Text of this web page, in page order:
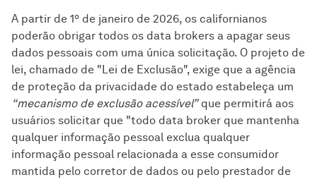
A partir de 1º de janeiro de 2026, os californianos
poderão obrigar todos os data brokers a apagar seus
dados pessoais com uma única solicitação. O projeto de
lei, chamado de "Lei de Exclusão", exige que a agência
de proteção da privacidade do estado estabeleça um
“mecanismo de exclusão acessível”que permitirá aos
usuários solicitar que "todo data broker que mantenha
qualquer informação pessoal exclua qualquer
informação pessoal relacionada a esse consumidor
mantida pelo corretor de dados ou pelo prestador de